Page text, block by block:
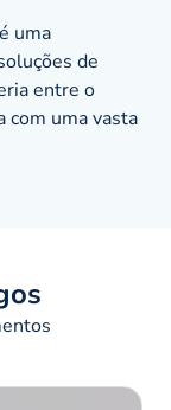
uma
de
entre o
com uma vasta
a